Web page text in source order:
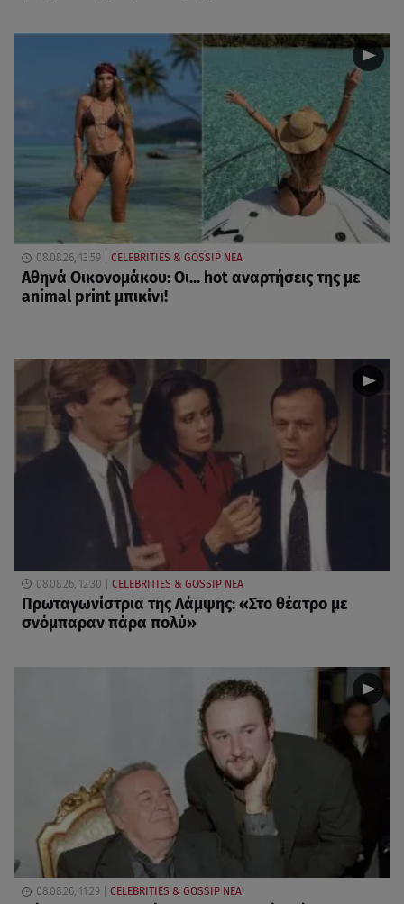
08.08.26, 13:59 CELEBRITIES & GOSSIP ΝΕΑ
Αθηνά Οικονομάκου: Οι... hot αναρτήσεις της με
animal print μπικίνι!
08.08.26, 12:30 CELEBRITIES & GOSSIP ΝΕΑ
Πρωταγωνίστρια της Λάμψης: «Στο θέατρο με
σνόμπαραν πάρα πολύ»
08.08.26, 11:29 CELEBRITIES & GOSSIP ΝΕΑ